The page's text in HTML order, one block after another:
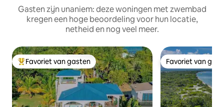
Gasten zijn unaniem: deze woningen met zwembad
kregen een hoge beoordeling voor hun locatie,
netheid en nog veel meer.
Topfavoriet van gasten
Favoriet van gasten Favoriet van
Favoriet van